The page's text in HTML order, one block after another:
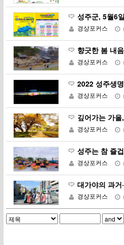
성주군, 5월6
경상포커스
향긋한 봄 내
경상포커스
2022 성주생
경상포커스
깊어가는 가
경상포커스
성주는 참 즐
경상포커스
대가야의 과거
경상포커스